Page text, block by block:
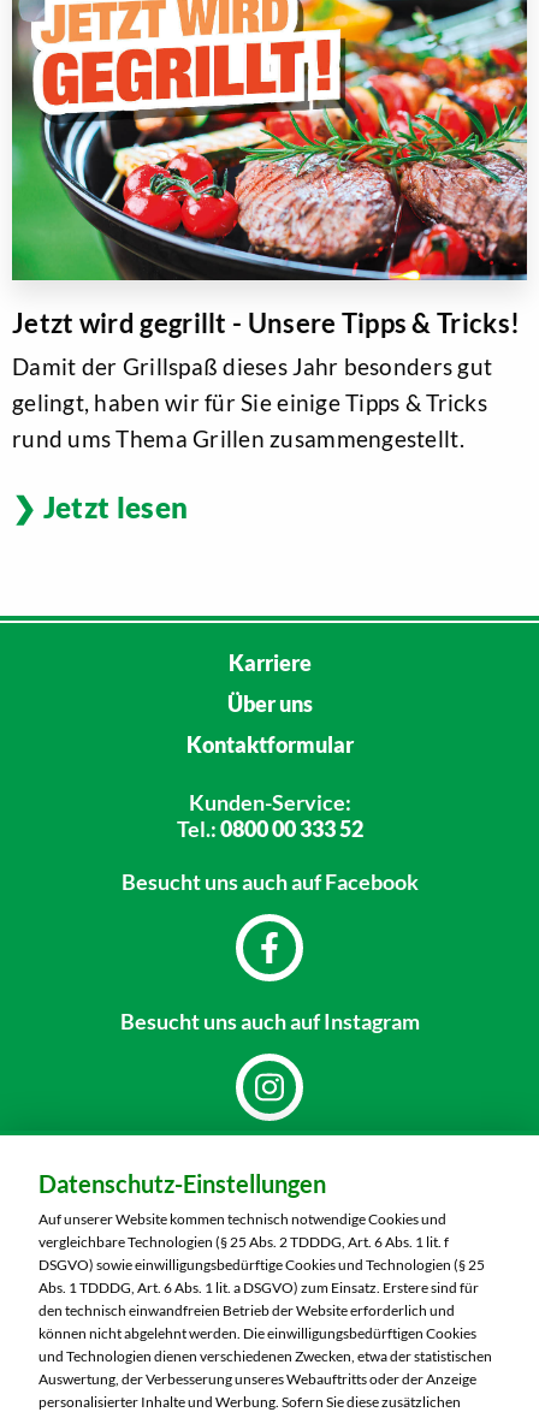
Jetzt wird gegrillt - Unsere Tipps & Tricks!
Damit der Grillspaß dieses Jahr besonders gut
gelingt, haben wir für Sie einige Tipps & Tricks
rund ums Thema Grillen zusammengestellt.
Jetzt lesen
Karriere
Über uns
Kontaktformular
Kunden-Service:
Tel.:0800 00 333 52
Besucht unsauch auf Facebook
Besucht unsauch auf Instagram
MARKTKAUF Bautzen
Niederkainaer Straße 14
02625 Bautzen
Telefon:03591 6280
Markt ändern
Öffnungszeiten diese Woche:
Datenschutz-Einstellungen
Auf unserer Website kommen technisch notwendige Cookies und
vergleichbare Technologien (§ 25 Abs. 2 TDDDG, Art. 6 Abs. 1 lit. f
DSGVO) sowie einwilligungsbedürftige Cookies und Technologien (§ 25
Abs. 1 TDDDG, Art. 6 Abs. 1 lit. a DSGVO) zum Einsatz. Erstere sind für
den technisch einwandfreien Betrieb der Website erforderlich und
können nicht abgelehnt werden. Die einwilligungsbedürftigen Cookies
und Technologien dienen verschiedenen Zwecken, etwa der statistischen
Auswertung, der Verbesserung unseres Webauftritts oder der Anzeige
personalisierter Inhalte und Werbung. Sofern Sie diese zusätzlichen